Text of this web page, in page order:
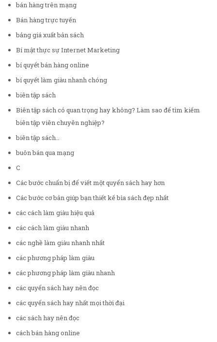
bán hàng trên mạng
Bán hàng trực tuyến
bảng giá xuất bản sách
Bí mật thực sự Internet Marketing
bí quyết bán hàng online
bí quyết làm giàu nhanh chóng
biên tập sách
Biên tập sách có quan trọng hay không? Làm sao để tìm kiếm
biên tập viên chuyên nghiệp?
biên tập sách…
buôn bán qua mạng
C
Các bước chuẩn bị để viết một quyển sách hay hơn
Các bước cơ bản giúp bạn thiết kế bìa sách đẹp nhất
các cách làm giàu hiệu quả
các cách làm giàu nhanh
các nghề làm giàu nhanh nhất
các phương pháp làm giàu
các phương pháp làm giàu nhanh
các quyển sách hay nên đọc
các quyển sách hay nhất mọi thời đại
các sách hay nên đọc
cách bán hàng online